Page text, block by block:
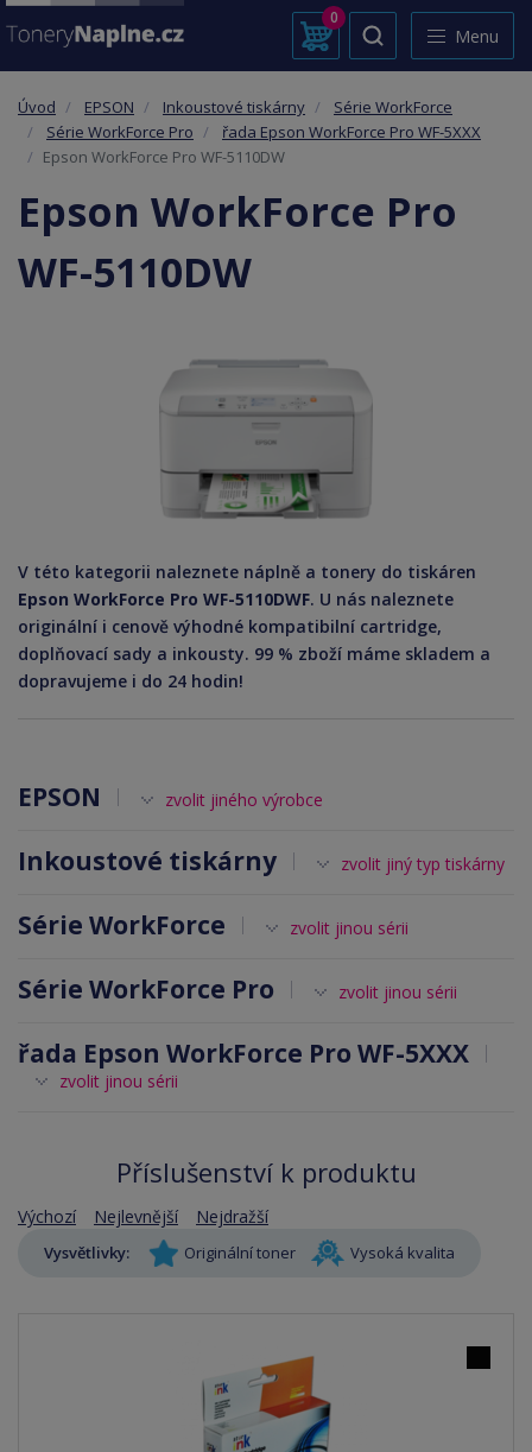
0
Menu
Úvod EPSON Inkoustové tiskárny
Série WorkForce
Série WorkForce Pro
řada Epson WorkForce Pro WF-5XXX
Epson WorkForce Pro WF-5110DW
Epson WorkForce Pro
WF-5110DW
V této kategorii naleznete náplně a tonery do tiskáren
Epson WorkForce Pro WF-5110DWF. U nás naleznete
originální i cenově výhodné kompatibilní cartridge,
doplňovací sady a inkousty. 99 % zboží máme skladem a
dopravujeme i do 24 hodin!
EPSON zvolit jiného výrobce
Inkoustové tiskárny zvolit jiný typ tiskárny
Série WorkForce zvolit jinou sérii
Série WorkForce Pro zvolit jinou sérii
řada Epson WorkForce Pro WF-5XXX
zvolit jinou sérii
Příslušenství k produktu
Výchozí Nejlevnější Nejdražší
Vysvětlivky: Originální toner Vysoká kvalita